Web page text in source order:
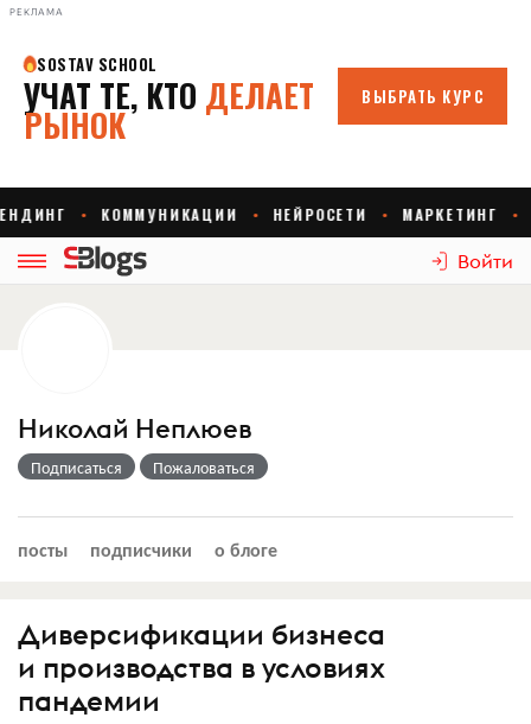
РЕКЛАМА
Войти
Николай Неплюев
Подписаться Пожаловаться
посты подписчики о блоге
Диверсификации бизнеса
и производства в условиях
пандемии